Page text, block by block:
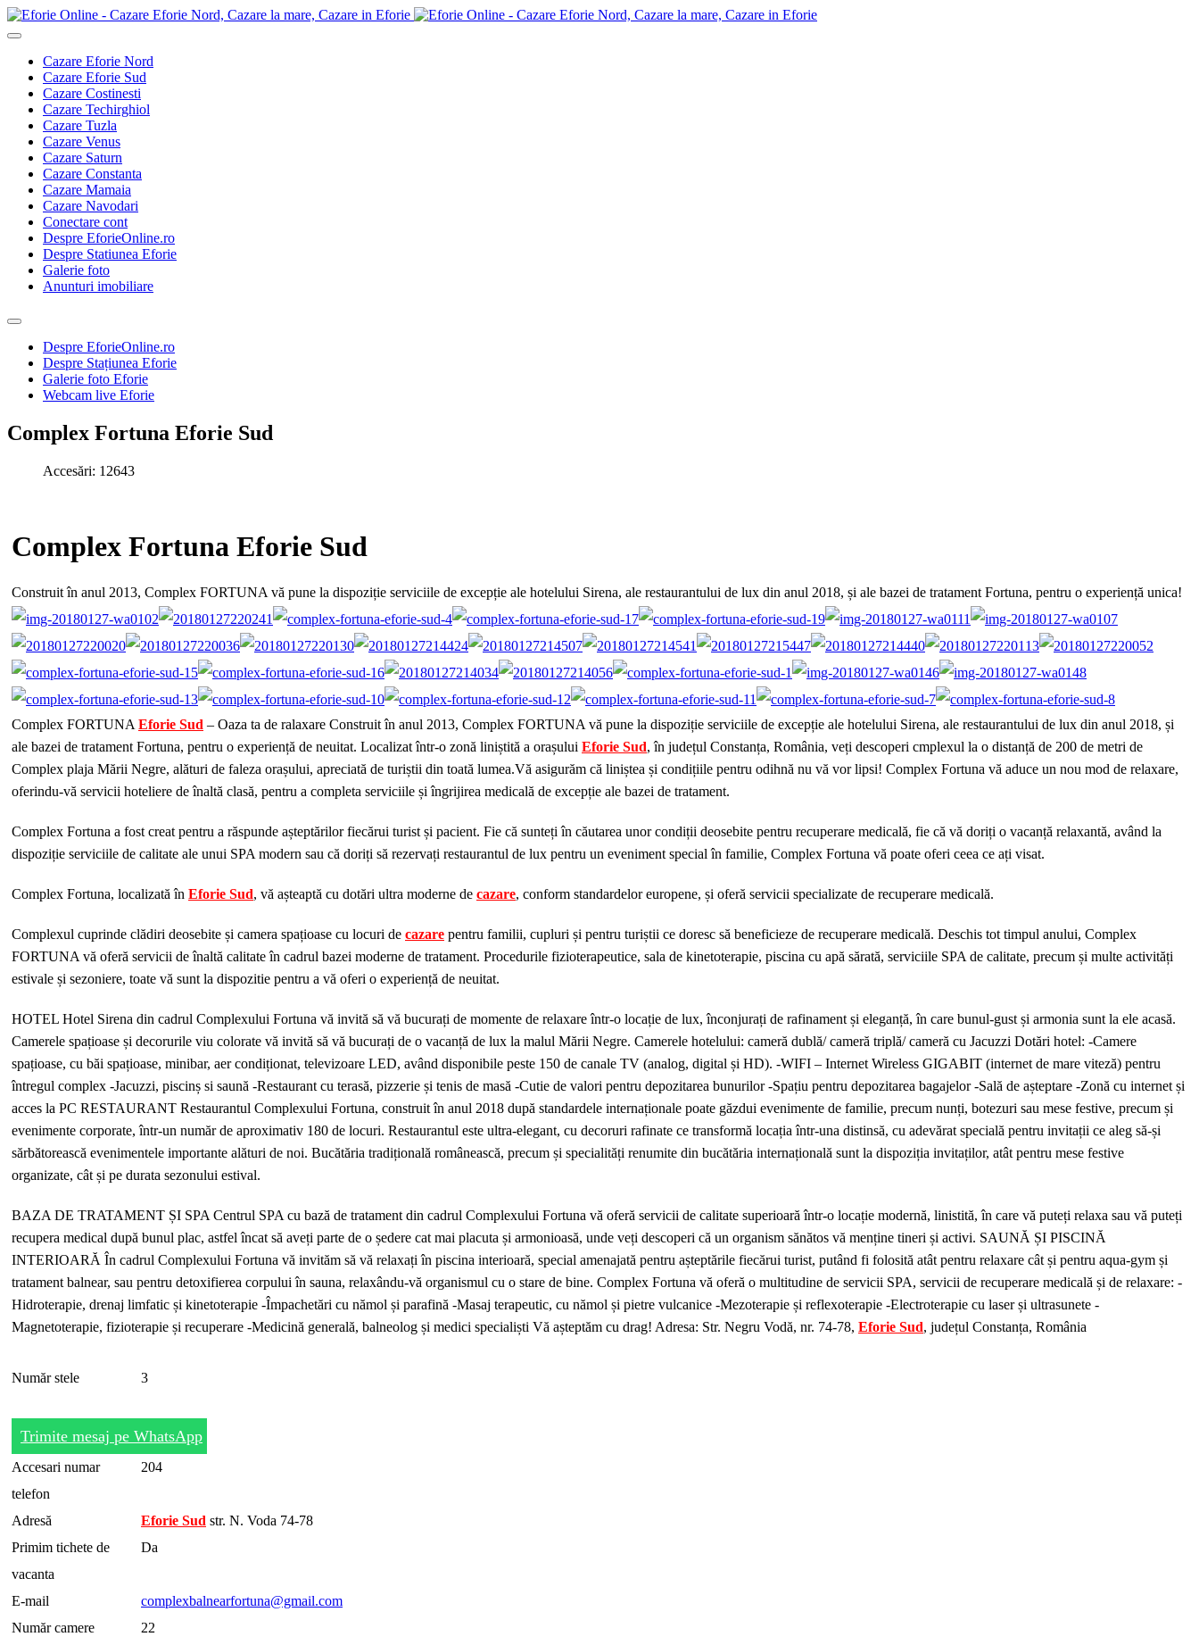
Cazare Eforie Nord
Cazare Eforie Sud
Cazare Costinesti
Cazare Techirghiol
Cazare Tuzla
Cazare Venus
Cazare Saturn
Cazare Constanta
Cazare Mamaia
Cazare Navodari
Conectare cont
Despre EforieOnline.ro
Despre Statiunea Eforie
Galerie foto
Anunturi imobiliare
Despre EforieOnline.ro
Despre Stațiunea Eforie
Galerie foto Eforie
Webcam live Eforie
Complex Fortuna Eforie Sud
Accesări: 12643
Complex Fortuna Eforie Sud
Construit în anul 2013, Complex FORTUNA vă pune la dispoziție serviciile de excepție ale hotelului Sirena, ale restaurantului de lux din anul 2018, și ale bazei de tratament Fortuna, pentru o experiență unica!
Complex FORTUNA Eforie Sud – Oaza ta de ralaxare Construit în anul 2013, Complex FORTUNA vă pune la dispoziție serviciile de excepție ale hotelului Sirena, ale restaurantului de lux din anul 2018, și
ale bazei de tratament Fortuna, pentru o experiență de neuitat. Localizat într-o zonă liniștită a orașului Eforie Sud, în județul Constanța, România, veți descoperi cmplexul la o distanță de 200 de metri de
Complex plaja Mării Negre, alături de faleza orașului, apreciată de turiștii din toată lumea.Vă asigurăm că liniștea și condițiile pentru odihnă nu vă vor lipsi! Complex Fortuna vă aduce un nou mod de relaxare,
oferindu-vă servicii hoteliere de înaltă clasă, pentru a completa serviciile și îngrijirea medicală de excepție ale bazei de tratament.
Complex Fortuna a fost creat pentru a răspunde așteptărilor fiecărui turist și pacient. Fie că sunteți în căutarea unor condiții deosebite pentru recuperare medicală, fie că vă doriți o vacanță relaxantă, având la
dispoziție serviciile de calitate ale unui SPA modern sau că doriți să rezervați restaurantul de lux pentru un eveniment special în familie, Complex Fortuna vă poate oferi ceea ce ați visat.
Complex Fortuna, localizată în Eforie Sud, vă așteaptă cu dotări ultra moderne de cazare, conform standardelor europene, și oferă servicii specializate de recuperare medicală.
Complexul cuprinde clădiri deosebite și camera spațioase cu locuri de cazare pentru familii, cupluri și pentru turiștii ce doresc să beneficieze de recuperare medicală. Deschis tot timpul anului, Complex
FORTUNA vă oferă servicii de înaltă calitate în cadrul bazei moderne de tratament. Procedurile fizioterapeutice, sala de kinetoterapie, piscina cu apă sărată, serviciile SPA de calitate, precum și multe activități
estivale și sezoniere, toate vă sunt la dispozitie pentru a vă oferi o experiență de neuitat.
HOTEL Hotel Sirena din cadrul Complexului Fortuna vă invită să vă bucurați de momente de relaxare într-o locație de lux, înconjurați de rafinament și eleganță, în care bunul-gust și armonia sunt la ele acasă.
Camerele spațioase și decorurile viu colorate vă invită să vă bucurați de o vacanță de lux la malul Mării Negre. Camerele hotelului: cameră dublă/ cameră triplă/ cameră cu Jacuzzi Dotări hotel: -Camere
spațioase, cu băi spațioase, minibar, aer condiționat, televizoare LED, având disponibile peste 150 de canale TV (analog, digital și HD). -WIFI – Internet Wireless GIGABIT (internet de mare viteză) pentru
întregul complex -Jacuzzi, piscinș si saună -Restaurant cu terasă, pizzerie și tenis de masă -Cutie de valori pentru depozitarea bunurilor -Spațiu pentru depozitarea bagajelor -Sală de așteptare -Zonă cu internet și
acces la PC RESTAURANT Restaurantul Complexului Fortuna, construit în anul 2018 după standardele internaționale poate găzdui evenimente de familie, precum nunți, botezuri sau mese festive, precum și
evenimente corporate, într-un număr de aproximativ 180 de locuri. Restaurantul este ultra-elegant, cu decoruri rafinate ce transformă locația într-una distinsă, cu adevărat specială pentru invitații ce aleg să-și
sărbătorească evenimentele importante alături de noi. Bucătăria tradițională românească, precum și specialități renumite din bucătăria internațională sunt la dispoziția invitaților, atât pentru mese festive
organizate, cât și pe durata sezonului estival.
BAZA DE TRATAMENT ȘI SPA Centrul SPA cu bază de tratament din cadrul Complexului Fortuna vă oferă servicii de calitate superioară într-o locație modernă, linistită, în care vă puteți relaxa sau vă puteți
recupera medical după bunul plac, astfel încat să aveți parte de o ședere cat mai placuta și armonioasă, unde veți descoperi că un organism sănătos vă menține tineri și activi. SAUNĂ ȘI PISCINĂ
INTERIOARĂ În cadrul Complexului Fortuna vă invităm să vă relaxați în piscina interioară, special amenajată pentru așteptările fiecărui turist, putând fi folosită atât pentru relaxare cât și pentru aqua-gym și
tratament balnear, sau pentru detoxifierea corpului în sauna, relaxându-vă organismul cu o stare de bine. Complex Fortuna vă oferă o multitudine de servicii SPA, servicii de recuperare medicală și de relaxare: -
Hidroterapie, drenaj limfatic și kinetoterapie -Împachetări cu nămol și parafină -Masaj terapeutic, cu nămol și pietre vulcanice -Mezoterapie și reflexoterapie -Electroterapie cu laser și ultrasunete -
Magnetoterapie, fizioterapie și recuperare -Medicină generală, balneolog și medici specialiști Vă așteptăm cu drag! Adresa: Str. Negru Vodă, nr. 74-78, Eforie Sud, județul Constanța, România
Număr stele 3
Trimite mesaj pe WhatsApp
Accesari numar
telefon
204
Adresă Eforie Sud str. N. Voda 74-78
Primim tichete de
vacanta
Da
E-mail
complexbalnearfortuna@gmail.com
Număr camere
22